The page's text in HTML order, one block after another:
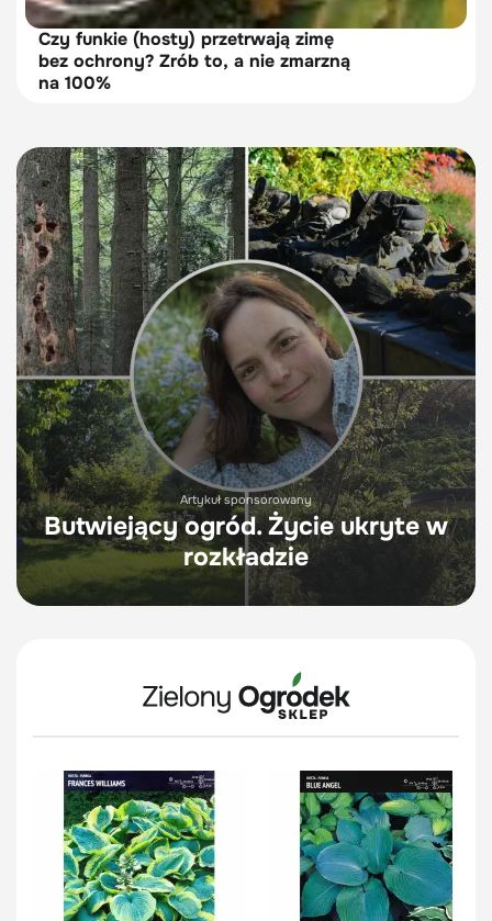
Czy funkie (hosty) przetrwają zimę
bez ochrony? Zrób to, a nie zmarzną
na 100%
Artykuł sponsorowany
Butwiejący ogród. Życie ukryte w
rozkładzie